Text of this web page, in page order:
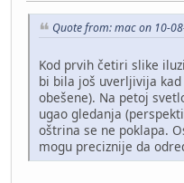
Quote from: mac on 10-
Kod prvih četiri slike
bi bila još uverljivija
obešene). Na petoj
ugao gledanja
oštrina se ne poklapa.
mogu preciznije da